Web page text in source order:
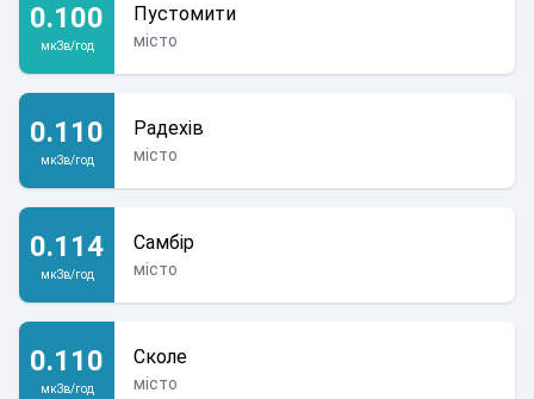
0.100
мкЗв/год
Пустомити
місто
0.110
мкЗв/год
Радехів
місто
0.114
мкЗв/год
Самбір
місто
0.110
мкЗв/год
Сколе
місто